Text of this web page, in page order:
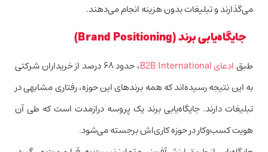
می‌گذارند و تبلیغات بدون هزینه انجام می‌دهند.
جایگاه‌یابی برند (‌Brand Positioning)
طبقادعای B2B International
، حدود ۶۸ درصد از خریداران شرکتی
به این نتیجه رسیده‌اند که همه برندهای این حوزه، رفتاری مشابهی در
تبلیغات دارند. جایگاه‌یابی برند یک پروسه درازمدت است که طی آن
هویت کسب‌وکار در حوزه کاری‌اش برجسته می‌شود.